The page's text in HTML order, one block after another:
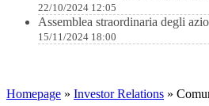
22/10/2024 12:05
Assemblea straordinaria degli
15/11/2024 18:00
Homepage » Investor Relations »